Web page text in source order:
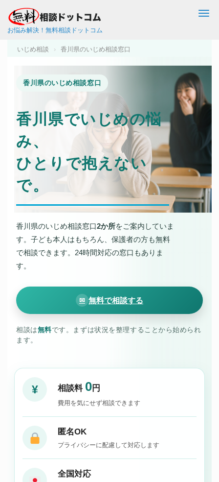
お悩み解決！無料相談ドットコム
いじめ相談 › 香川県のいじめ相談窓口
香川県のいじめ相談窓口
香川県でいじめの悩
み、
ひとりで抱えない
で。
香川県のいじめ相談窓口2か所をご案内していま
す。子ども本人はもちろん、保護者の方も無料
で相談できます。24時間対応の窓口もありま
す。
✉ 無料で相談する
相談は無料です。まずは状況を整理することから始められ
ます。
¥ 相談料 0円
費用を気にせず相談できます
匿名OK
プライバシーに配慮して対応します
全国対応